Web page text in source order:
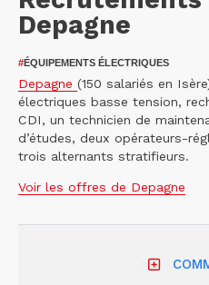
Depagne
#ÉQUIPEMENTS ÉLECTRIQUES
Depagne (150 salariés en
électriques basse tension,
CDI, un technicien de
d’études, deux opérateurs-
trois alternants stratifieurs.
Voir les offres de Depagne